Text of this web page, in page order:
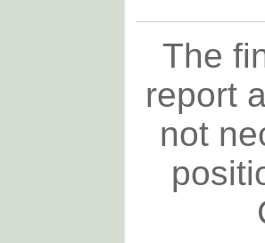
The
report
not